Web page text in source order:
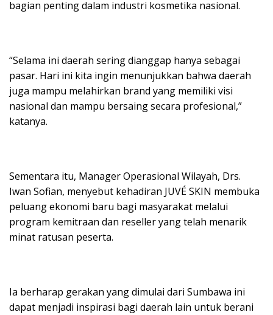
bagian penting dalam industri kosmetika nasional.
“Selama ini daerah sering dianggap hanya sebagai
pasar. Hari ini kita ingin menunjukkan bahwa daerah
juga mampu melahirkan brand yang memiliki visi
nasional dan mampu bersaing secara profesional,”
katanya.
Sementara itu, Manager Operasional Wilayah, Drs.
Iwan Sofian, menyebut kehadiran JUVÉ SKIN membuka
peluang ekonomi baru bagi masyarakat melalui
program kemitraan dan reseller yang telah menarik
minat ratusan peserta.
Ia berharap gerakan yang dimulai dari Sumbawa ini
dapat menjadi inspirasi bagi daerah lain untuk berani